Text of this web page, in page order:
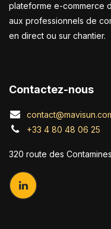
plateforme e-commerce
aux professionnels de
en direct ou sur chantier.
Contactez-nous
+33 4 80 48 06 25
320 route des